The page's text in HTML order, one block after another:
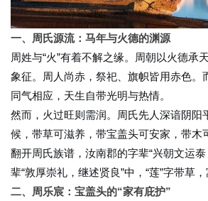
一、周氏源流：马年与火德的渊源
周姓与“火”有着不解之缘。周朝以火德承
象征。周人尚赤，祭祀、旗帜皆用赤色
同气相应，天生自带光明与热情。
然而，火过旺则需润。周氏先人深谙阴
候，带草可滋养，带宝盖头可安家，带
翻开周氏族谱，汝南郡的字辈“兴朝文运
辈“敦厚崇礼，继述贤良”中，“莲”字带草
二、周乐宸：宝盖头的“家有庇护”